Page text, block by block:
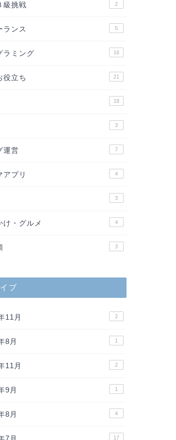
級挑戦 2
ランス 5
ラミング 16
役立ち 21
18
3
運営 7
アプリ 4
3
け・グルメ 4
3
ブ
11月 2
8月 1
11月 2
9月 1
8月 4
7月 17